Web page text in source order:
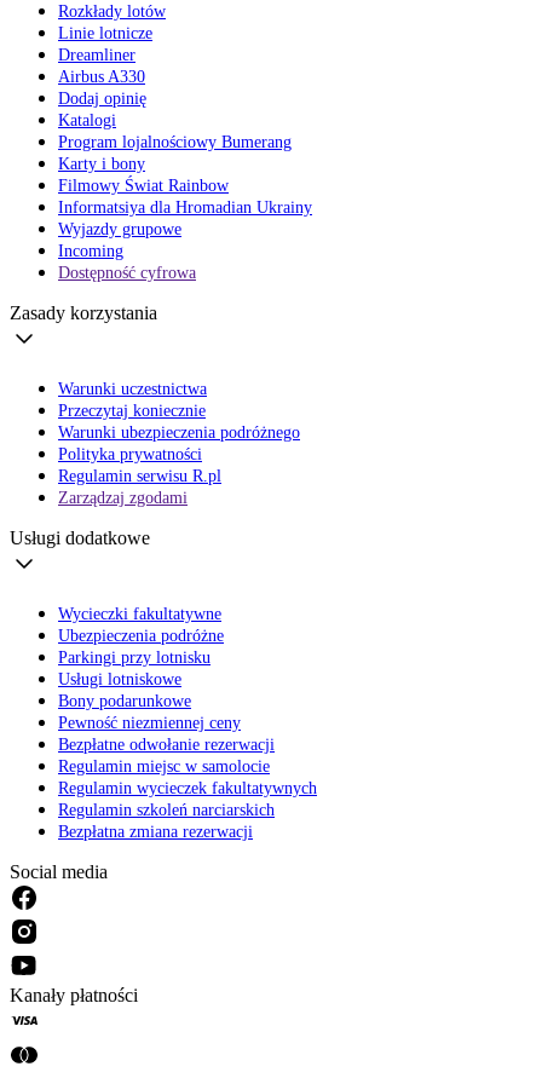
Rozkłady lotów
Linie lotnicze
Dreamliner
Airbus A330
Dodaj opinię
Katalogi
Program lojalnościowy Bumerang
Karty i bony
Filmowy Świat Rainbow
Informatsiya dla Hromadian Ukrainy
Wyjazdy grupowe
Incoming
Dostępność cyfrowa
Zasady korzystania
Warunki uczestnictwa
Przeczytaj koniecznie
Warunki ubezpieczenia podróżnego
Polityka prywatności
Regulamin serwisu R.pl
Zarządzaj zgodami
Usługi dodatkowe
Wycieczki fakultatywne
Ubezpieczenia podróżne
Parkingi przy lotnisku
Usługi lotniskowe
Bony podarunkowe
Pewność niezmiennej ceny
Bezpłatne odwołanie rezerwacji
Regulamin miejsc w samolocie
Regulamin wycieczek fakultatywnych
Regulamin szkoleń narciarskich
Bezpłatna zmiana rezerwacji
Social media
Kanały płatności